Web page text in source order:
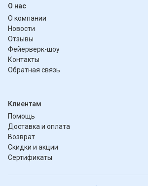
О нас
О компании
Новости
Отзывы
Фейерверк-шоу
Контакты
Обратная связь
Клиентам
Помощь
Доставка и оплата
Возврат
Скидки и акции
Сертификаты